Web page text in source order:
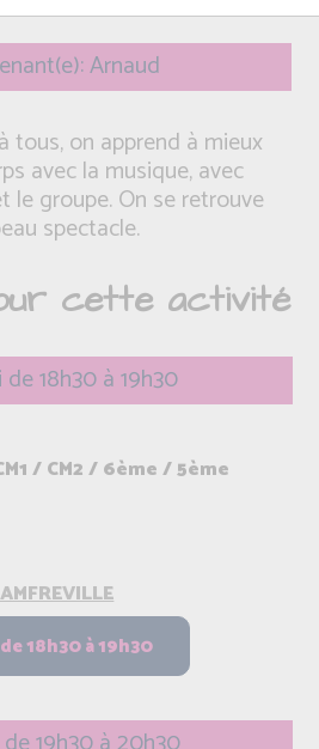
Arnaud
tous, on apprend à mieux
avec la musique, avec
le groupe. On se retrouve
spectacle.
cette activité
18h30 à 19h30
/ CM2 / 6ème / 5ème